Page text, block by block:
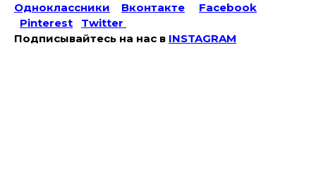
Одноклассники
Вконтакте
Facebook
Pinterest
Twitter
Подписывайтесь на наc в INSTAGRAM